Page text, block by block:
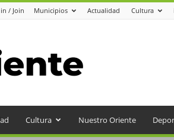
/ Join Municipios Actualidad Cultura
Oriente
Cultura Nuestro Oriente